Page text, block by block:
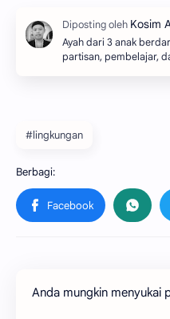
Ayah dari 3 anak
partisan, pembelajar,
#lingkungan
Anda mungkin menyukai